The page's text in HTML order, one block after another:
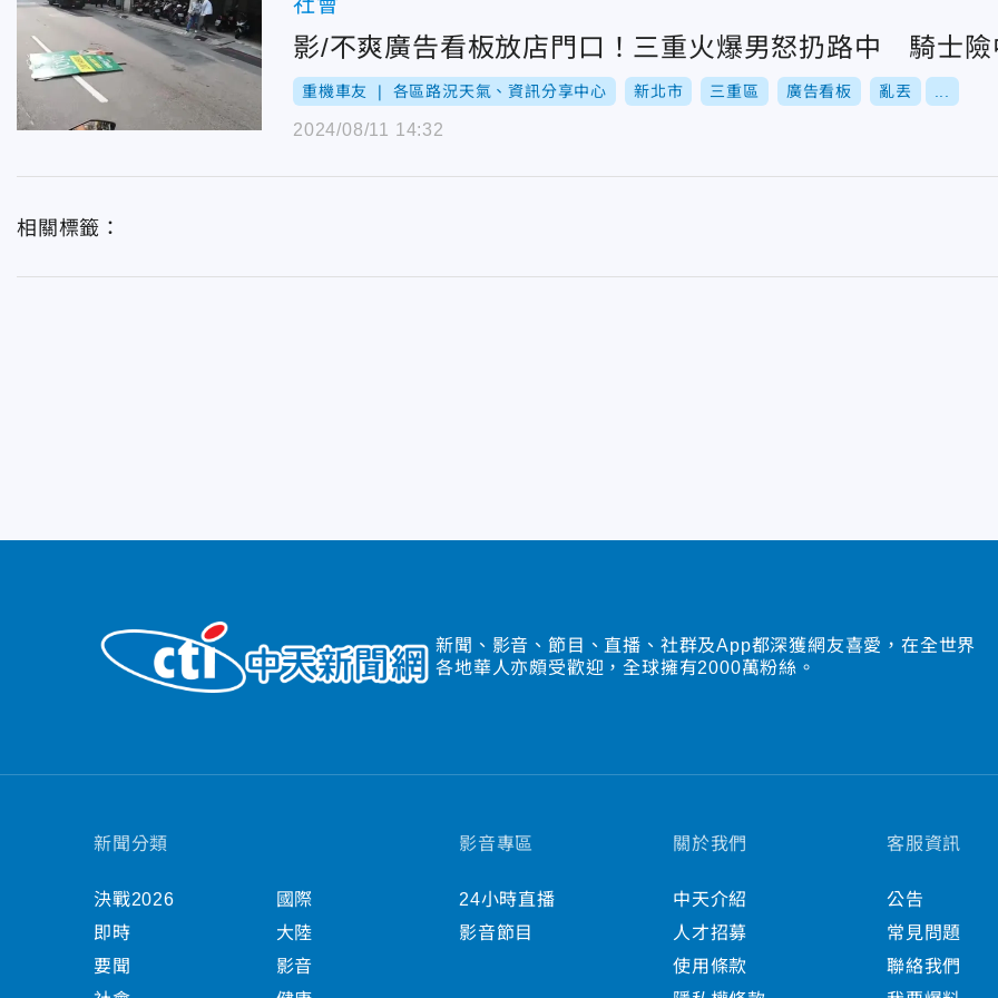
影/不爽廣告看板放店門口！三重火爆男怒扔路中 騎士險
重機車友 ❘ 各區路況天氣、資訊分享中心 新北市 三重區 廣告看板 亂丟
2024/08/11 14:32
相關標籤：
新聞、影音、節目、直播、社群及App都深獲網友喜愛，在全世界
各地華人亦頗受歡迎，全球擁有2000萬粉絲。
新聞分類
決戰2026
即時
要聞
國際
大陸
影音
影音專區
24小時直播
影音節目
關於我們
中天介紹
人才招募
使用條款
客服資訊
公告
常見問題
聯絡我們